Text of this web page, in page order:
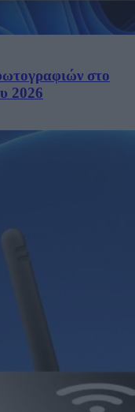
στο
2026